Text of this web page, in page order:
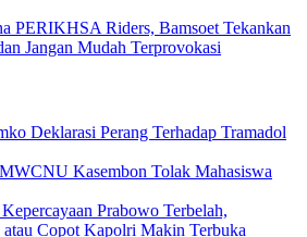
PERIKHSA Riders, Bamsoet Tekankan
Jangan Mudah Terprovokasi
Deklarasi Perang Terhadap Tramadol
Kasembon Tolak Mahasiswa
Prabowo Terbelah,
atau Copot Kapolri Makin Terbuka